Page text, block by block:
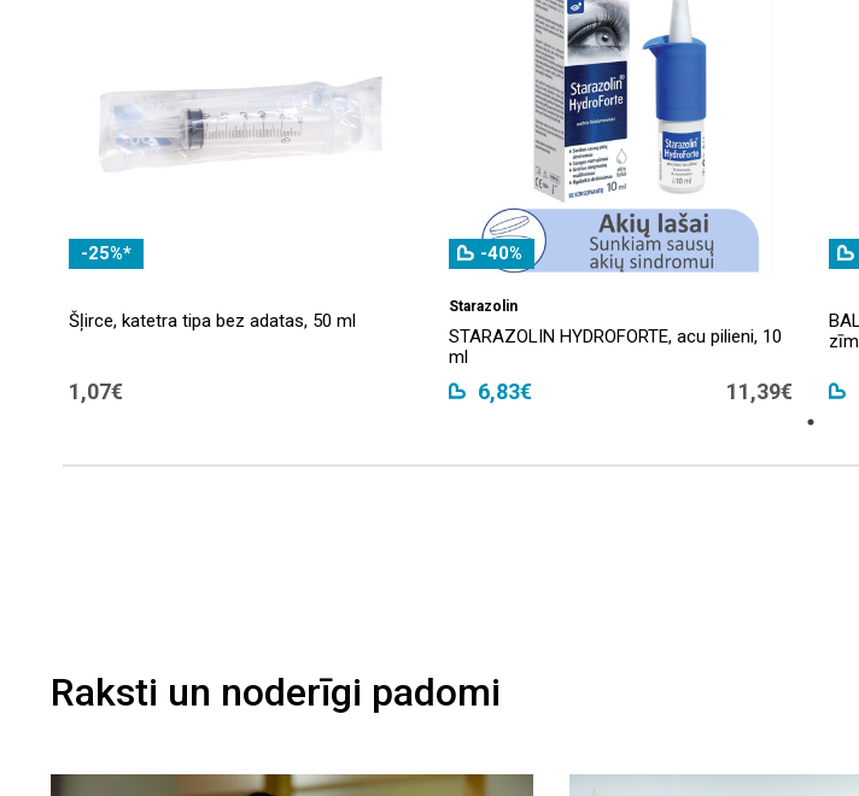
-25%*
Šļirce, katetra tipa bez adatas, 50 ml
1,07€
-40%
Starazolin
STARAZOLIN HYDROFORTE, acu pilieni, 10
ml
6,83€ 11,39€
Raksti un noderīgi padomi